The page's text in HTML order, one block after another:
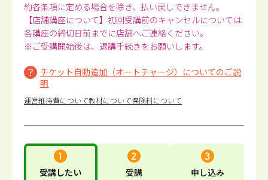
約各条項に定める場合を除き、払い戻しできません。
【店舗講座について】初回受講前のキャンセルについては
各講座の締切日前までに店舗へご連絡ください。
※ご受講開始後は、退講手続きをお願いします。
チケット自動追加（オートチャージ）についてのご説
明
運営維持費について教材について保険料について
受講したい
受講
申し込み